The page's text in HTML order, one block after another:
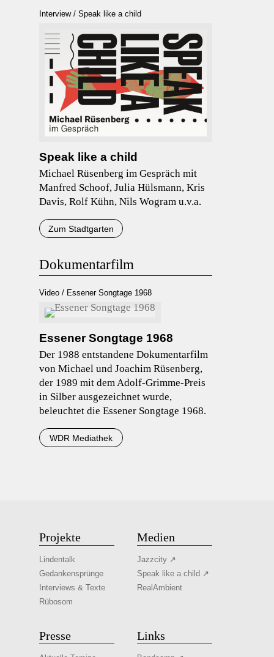
Interview / Speak like a child
Speak like a child
Michael Rüsenberg im Gespräch mit
Manfred Schoof, Julia Hülsmann, Kris
Davis, Rolf Kühn, Nils Wogram u.v.a.
Zum Stadtgarten
Dokumentarfilm
Video / Essener Songtage 1968
Essener Songtage 1968
Der 1988 entstandene Dokumentarfilm
von Michael und Joachim Rüsenberg,
der 1989 mit dem Adolf-Grimme-Preis
in Silber ausgezeichnet wurde,
beleuchtet die Essener Songtage 1968.
WDR Mediathek
Projekte
Lindentalk
Gedankensprünge
Interviews & Texte
Rübosom
Medien
Jazzcity ↗
Speak like a child ↗
RealAmbient
Presse Links